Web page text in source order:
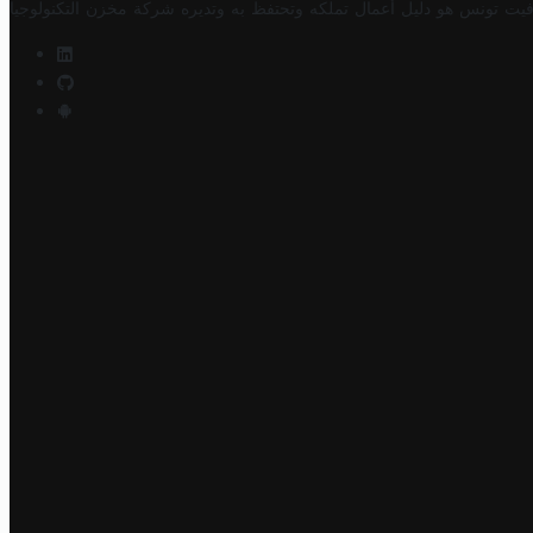
تونس هو دليل أعمال تملكه وتحتفظ به وتديره شركة مخزن التكنولوجيا